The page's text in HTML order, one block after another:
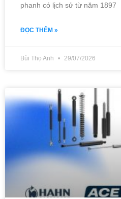
phanh có lịch sử từ năm 1897
ĐỌC THÊM »
Bùi Thọ Anh 29/07/2026